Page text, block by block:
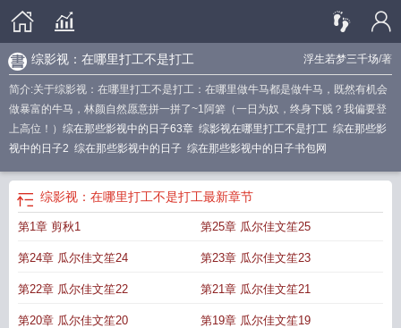
浮生若梦三千场/著
综影视：在哪里打工不是打工
简介:关于综影视：在哪里打工不是打工：在哪里做牛马都是做牛马，既然有机会
做暴富的牛马，林颜自然愿意拼一拼了~1阿箬（一日为奴，终身下贱？我偏要登
上高位！） 综在那些影视中的日子63章 综影视在哪里打工不是打工 综在那些影
视中的日子2 综在那些影视中的日子 综在那些影视中的日子书包网
综影视：在哪里打工不是打工最新章节
第1章 剪秋1 第25章 瓜尔佳文笙25
第24章 瓜尔佳文笙24 第23章 瓜尔佳文笙23
第22章 瓜尔佳文笙22 第21章 瓜尔佳文笙21
第20章 瓜尔佳文笙20 第19章 瓜尔佳文笙19